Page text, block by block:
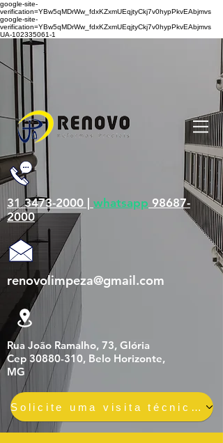
google-site-
verification=YBw5qMDrWw_fdxKZxmUEqjtyCkj7v0hypPkvEAbjmvs
google-site-
verification=YBw5qMDrWw_fdxKZxmUEqjtyCkj7v0hypPkvEAbjmvs
UA-102335061-1
31 3473-2000 | whatsapp 98687-
2000
renovolimpeza@gmail.com
Rua João Ramalho, 73, Glória
Cep 30880-310, Belo Horizonte,
MG
Solicite uma visita técnica gratuita e sem compromisso